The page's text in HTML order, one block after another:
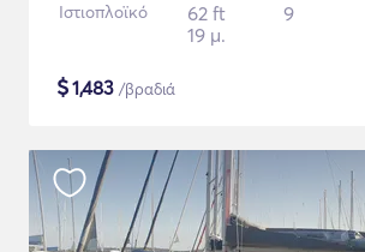
Ιστιοπλοϊκό
62 ft
19 μ.
9
$1,483 /βραδιά